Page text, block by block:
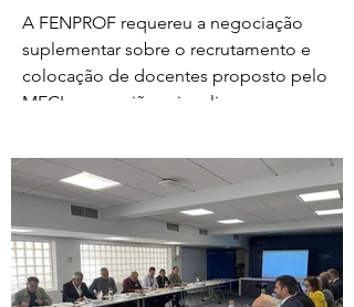
A FENPROF requereu a negociação
suplementar sobre o recrutamento e
colocação de docentes proposto pelo
MECI e a reunião vai realizar-se na
17 horas. No dia seguinte, a FENPROF
realiza o habitual plenário online de
esclarecimento aos professores e
educadores. Para aceder ao plenário,
basta clicar no link a partir das 17 horas de
sexta-feira, dia 7 de agosto: